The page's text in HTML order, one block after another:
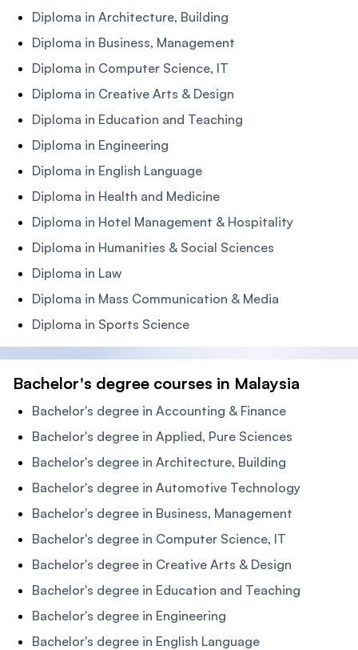
Diploma in Architecture, Building
Diploma in Business, Management
Diploma in Computer Science, IT
Diploma in Creative Arts & Design
Diploma in Education and Teaching
Diploma in Engineering
Diploma in English Language
Diploma in Health and Medicine
Diploma in Hotel Management & Hospitality
Diploma in Humanities & Social Sciences
Diploma in Law
Diploma in Mass Communication & Media
Diploma in Sports Science
Bachelor's degree courses in Malaysia
Bachelor's degree in Accounting & Finance
Bachelor's degree in Applied, Pure Sciences
Bachelor's degree in Architecture, Building
Bachelor's degree in Automotive Technology
Bachelor's degree in Business, Management
Bachelor's degree in Computer Science, IT
Bachelor's degree in Creative Arts & Design
Bachelor's degree in Education and Teaching
Bachelor's degree in Engineering
Bachelor's degree in English Language